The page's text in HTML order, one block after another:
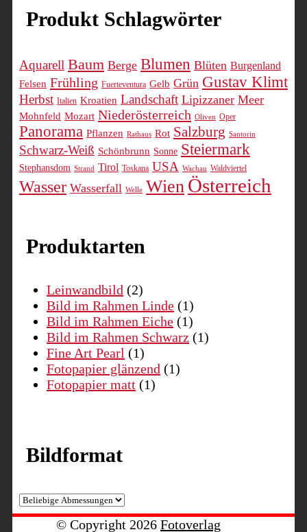
können
Produktseite
gewählt
werden
Varianten
Optionen
können
auf
der
Produktseite
werden
Produkt Schlagwörter
Aquarell Baum Berge Blumen Blüten Burgenland
Felsen Frühling Fuerteventura Gelb Grün Gustav Klimt
Herbst Italien Kroatien Landschaft Lipizzaner Meer
Mohnfeld Mozart Niederösterreich Oliven Oper
Panorama Pflanzen Rathaus Rot Salzburg Santorin
Schwarz-Weiß Schönbrunn Sonne Steiermark
Stephansdom Strand Tirol Toskana USA Wachau Waldviertel
Wasser Wasserfall Welle Wien Österreich
Produktarten
Leinwandbild (2)
Bild im Rahmen Linde (1)
Bild im Rahmen Eiche (1)
Bild im Rahmen Schwarz (1)
Fine Art Pearl (1)
Fotopapier glänzend (1)
Fotopapier matt (1)
Bildformat
© Copyright 2026 Fotoverlag